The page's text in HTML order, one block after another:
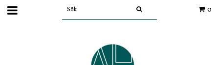
0